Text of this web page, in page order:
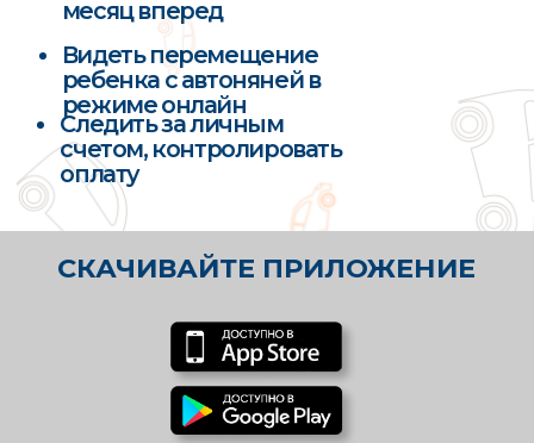
ПРОВЕРКА ДОКУМЕНТОВ
СЛУЖБОЙ БЕЗОПАСНОСТИ
ПСИХОЛОГИЧЕСКОЕ
СОБЕСЕДОВАНИЕ
АНКЕТИРОВАНИЕ
Водительское удостоверение,
Выявления уровня
стрессоустойчивости
Безаварийный стаж минимум 10 лет
Исправное техническое состояние
автомобиля
Отсутствие лишений прав, штрафов за
превышение скорости
Отсутствие судимостей
Опытработы с детьми либо опыт
материнства
Полное отсутствие вредных привычек